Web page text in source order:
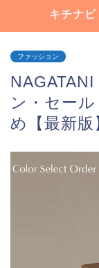
キチナ
ファッション
ン・セー
め【最新版